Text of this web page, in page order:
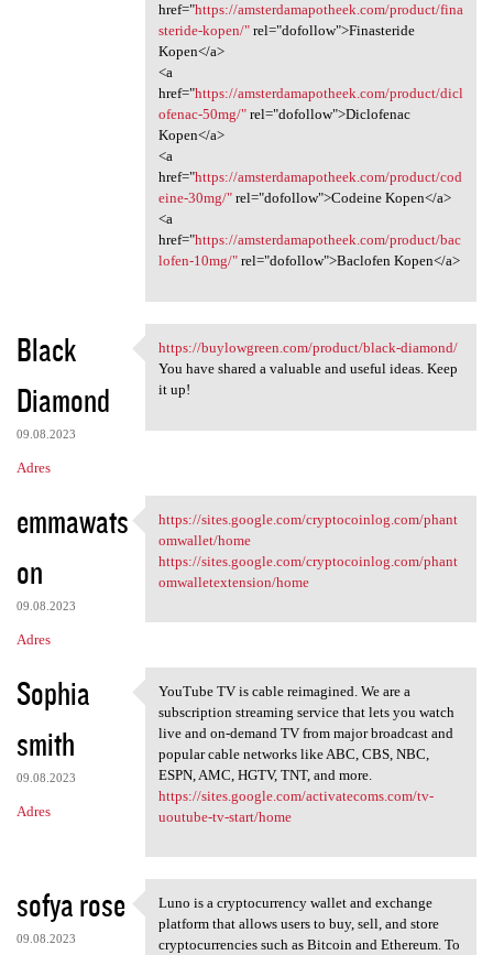
href="https://amsterdamapotheek.com/product/fina
steride-kopen/"rel="dofollow">Finasteride
Kopen</a>
<a
href="https://amsterdamapotheek.com/product/dicl
ofenac-50mg/"rel="dofollow">Diclofenac
Kopen</a>
<a
href="https://amsterdamapotheek.com/product/cod
eine-30mg/"rel="dofollow">Codeine Kopen</a>
<a
href="https://amsterdamapotheek.com/product/bac
lofen-10mg/"rel="dofollow">Baclofen Kopen</a>
Black
Diamond
09.08.2023
Adres
https://buylowgreen.com
https://buylowgreen.com/product/black-diamond/
You have shared a valuable and useful ideas. Keep
it up!
emmawats
on
09.08.2023
Adres
https://sites.google.com
https://sites.google.com/cryptocoinlog.com/phant
omwallet/home
https://sites.google.com/cryptocoinlog.com/phant
omwalletextension/home
Sophia
smith
09.08.2023
Adres
YouTube TV is cable
YouTube TV is cable reimagined. We are a
subscription streaming service that lets you watch
live and on-demand TV from major broadcast and
popular cable networks like ABC, CBS, NBC,
ESPN, AMC, HGTV, TNT, and more.
https://sites.google.com/activatecoms.com/tv-
uoutube-tv-start/home
sofya rose
09.08.2023
Luno is a cryptocurrency
Luno is a cryptocurrency wallet and exchange
platform that allows users to buy, sell, and store
cryptocurrencies such as Bitcoin and Ethereum. To